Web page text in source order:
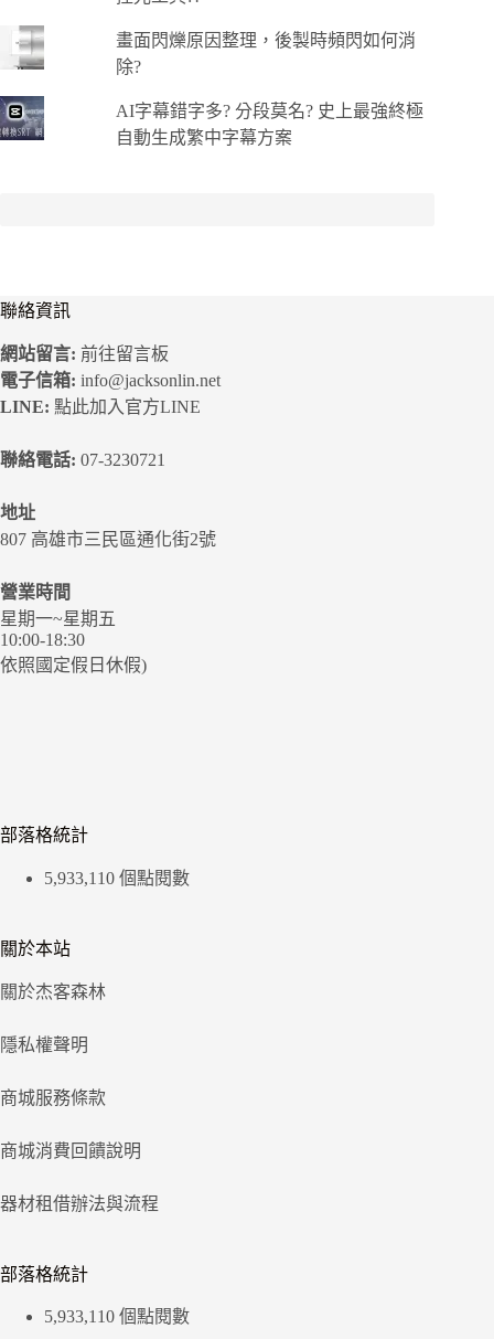
畫面閃爍原因整理，後製時頻閃如何消
除?
AI字幕錯字多? 分段莫名? 史上最強終極
自動生成繁中字幕方案
聯絡資訊
網站留言: 前往留言板
電子信箱: info@jacksonlin.net
LINE: 點此加入官方LINE
聯絡電話: 07-3230721
地址
807 高雄市三民區通化街2號
營業時間
星期一~星期五
10:00-18:30
依照國定假日休假)
部落格統計
5,933,110 個點閱數
關於本站
關於杰客森林
隱私權聲明
商城服務條款
商城消費回饋說明
器材租借辦法與流程
部落格統計
5,933,110 個點閱數